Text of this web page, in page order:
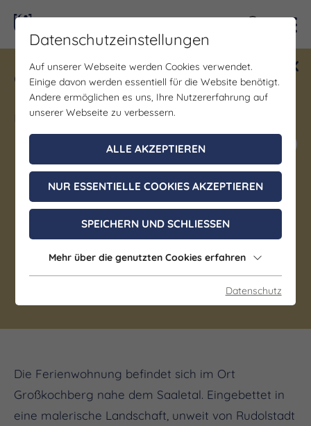
Gewinne ein Blind Date mit Saale-
Unstrut! Teilnahme vom 1.7. - 18.12.
möglich.
Jetzt mitmachen
Gastgeber
Ferienwohnung Gartenblick
Uhlstädt-Kirchhasel OT Großkochberg
Die Ferienwohnung befindet sich im Ort
Großkochberg nahe dem Saaletal. Eingebettet in
eine malerische Landschaft, unweit von Rudolstadt
Datenschutzeinstellungen
Auf unserer Webseite werden Cookies verwendet.
Einige davon werden essentiell für die Website benötigt.
Andere ermöglichen es uns, Ihre Nutzererfahrung auf
unserer Webseite zu verbessern.
ALLE AKZEPTIEREN
NUR ESSENTIELLE COOKIES AKZEPTIEREN
SPEICHERN UND SCHLIESSEN
Mehr über die genutzten Cookies erfahren
Datenschutz